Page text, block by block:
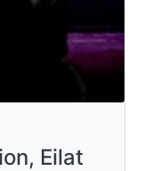
Eilat